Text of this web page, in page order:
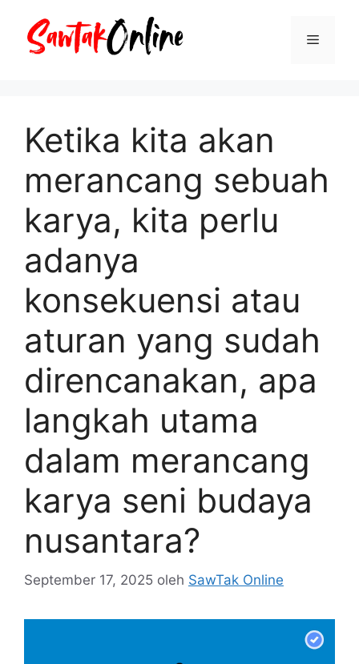
Menu
Ketika kita akan
merancang sebuah
karya, kita perlu
adanya
konsekuensi atau
aturan yang sudah
direncanakan, apa
langkah utama
dalam merancang
karya seni budaya
nusantara?
September 17, 2025 oleh SawTak Online